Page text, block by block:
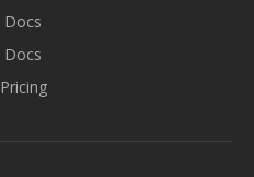
Docs
Docs